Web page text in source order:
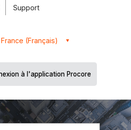
Support
(Français)
à l'application Procore